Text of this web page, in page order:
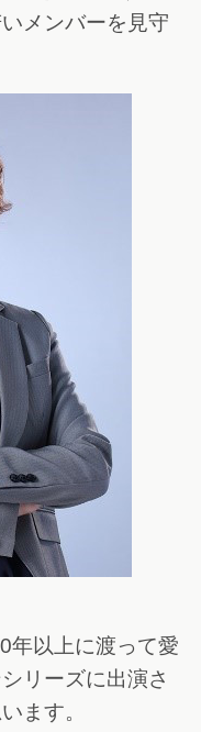
メンバーを見守
年以上に渡って愛
リーズに出演さ
ます。